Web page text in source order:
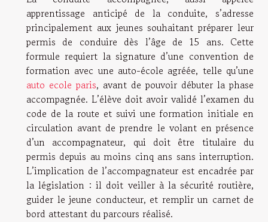
apprentissage anticipé de la conduite, s’adresse
principalement aux jeunes souhaitant préparer leur
permis de conduire dès l’âge de 15 ans. Cette
formule requiert la signature d’une convention de
formation avec une auto-école agréée, telle qu’une
auto ecole paris, avant de pouvoir débuter la phase
accompagnée. L’élève doit avoir validé l’examen du
code de la route et suivi une formation initiale en
circulation avant de prendre le volant en présence
d’un accompagnateur, qui doit être titulaire du
permis depuis au moins cinq ans sans interruption.
L’implication de l’accompagnateur est encadrée par
la législation : il doit veiller à la sécurité routière,
guider le jeune conducteur, et remplir un carnet de
bord attestant du parcours réalisé.